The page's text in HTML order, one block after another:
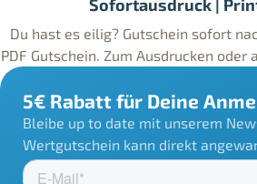
Sofortausdruck |
Du hast es eilig? Gutschein sofort
PDF Gutschein. Zum Ausdrucken oder
5€ Rabatt für Deine
Bleibe up to date mit unserem
Wertgutschein kann direkt